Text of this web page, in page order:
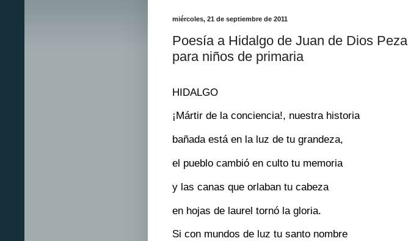
miércoles, 21 de septiembre de 2011
Poesía a Hidalgo de Juan de Dios Peza
para niños de primaria
HIDALGO
¡Mártir de la conciencia!, nuestra historia
bañada está en la luz de tu grandeza,
el pueblo cambió en culto tu memoria
y las canas que orlaban tu cabeza
en hojas de laurel tornó la gloria.
Si con mundos de luz tu santo nombre